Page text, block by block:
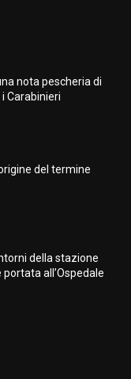
nota pescheria di
Carabinieri
del termine
della stazione
all’Ospedale